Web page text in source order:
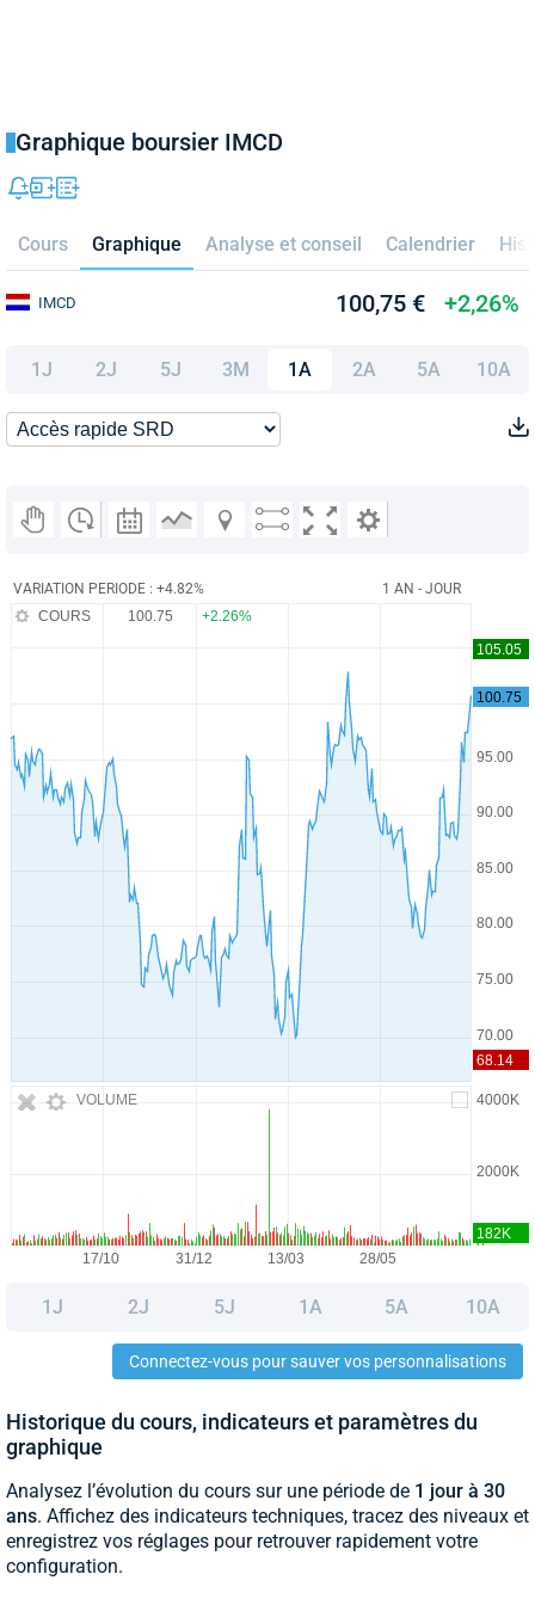
Graphique boursier IMCD
Cours Graphique Analyse et conseil Calendrier
IMCD 100,75 € +2,26%
1J 2J 5J 3M 1A 2A 5A 10A
VARIATION PERIODE : +4.82% 1 AN - JOUR
VOLUME
COURS 100.75 +2.26%
1J 2J 5J 1A 5A 10A
Connectez-vous pour sauver vos personnalisations
Historique du cours, indicateurs et paramètres du
graphique
Analysez l’évolution du cours sur une période de 1 jour à 30
ans. Affichez des indicateurs techniques, tracez des niveaux et
enregistrez vos réglages pour retrouver rapidement votre
configuration.